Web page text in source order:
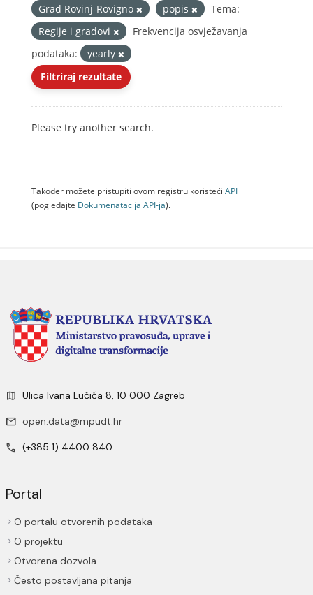
Grad Rovinj-Rovigno
popis
Tema:
Regije i gradovi
Frekvencija osvježavanja
podataka:
yearly
Filtriraj rezultate
Please try another search.
Također možete pristupiti ovom registru koristeći API
(pogledajte Dokumenаtаcijа API-jа).